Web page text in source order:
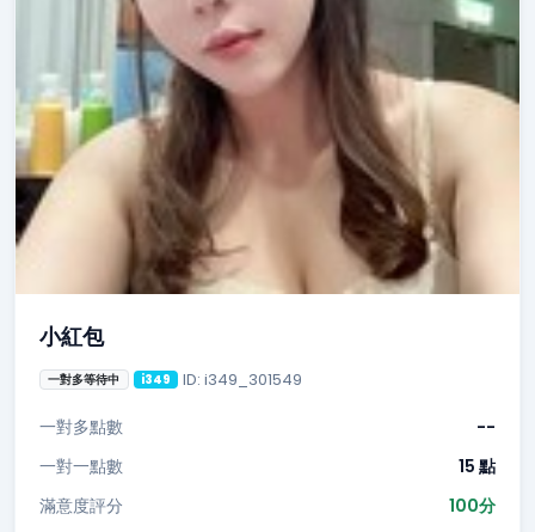
小紅包
一對多等待中 i349 ID: i349_301549
一對多點數
--
一對一點數
15 點
滿意度評分
100分